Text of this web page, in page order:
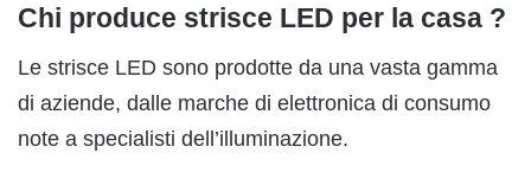
Chi produce strisce LED per la casa ?
Le strisce LED sono prodotte da una vasta gamma
di aziende, dalle marche di elettronica di consumo
note a specialisti dell’illuminazione.